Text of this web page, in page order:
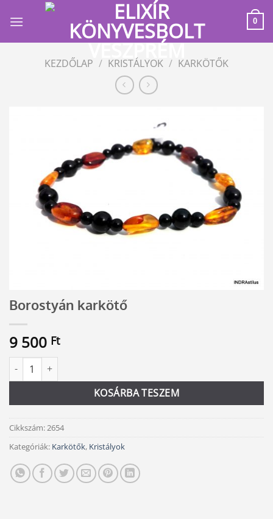
0
KEZDŐLAP / KRISTÁLYOK / KARKÖTŐK
Borostyán karkötő
9 500 Ft
Borostyán karkötő mennyiség
KOSÁRBA TESZEM
Alternative:
Cikkszám:2654
Kategóriák: Karkötők, Kristályok